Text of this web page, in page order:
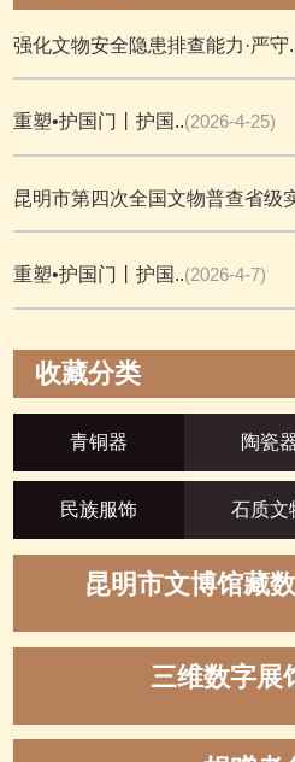
强化文物安全隐患排查能力·严守
重塑•护国门丨护国..(2026-4-25)
昆明市第四次全国文物普查省级
重塑•护国门丨护国..(2026-4-7)
收藏分类
青铜器 陶瓷
民族服饰 石质文
昆明市文博馆藏
三维数字展